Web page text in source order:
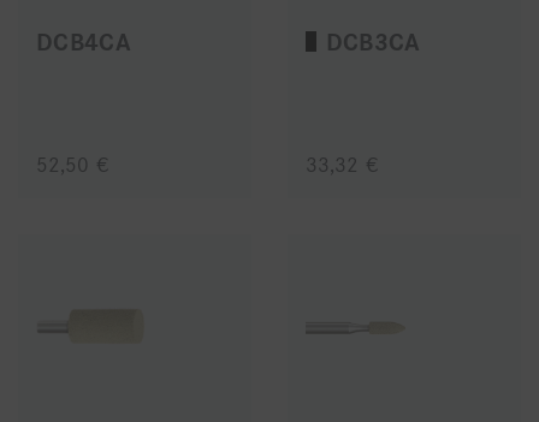
DCB4CA
52,50 €
DCB3CA
33,32 €